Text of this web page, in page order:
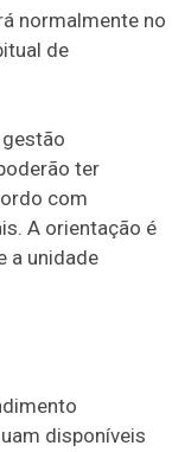
normalmente no
de
ter
com
A orientação é
a unidade
disponíveis